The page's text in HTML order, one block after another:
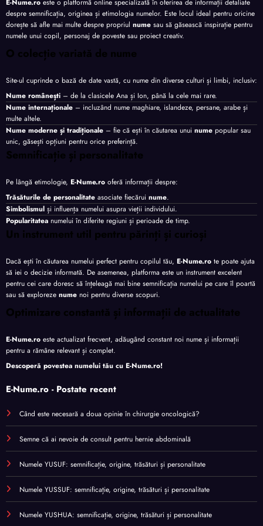
E-Nume.ro este o platformă online specializată în oferirea de informații detaliate
despre semnificația, originea și etimologia numelor. Este locul ideal pentru oricine
dorește să afle mai multe despre propriul nume sau să găsească inspirație pentru
numele unui copil, personaj de poveste sau proiect creativ.
O colecție variată de nume
Site-ul cuprinde o bază de date vastă, cu nume din diverse culturi și limbi, inclusiv:
Nume românești – de la clasicele Ana și Ion, până la cele mai rare.
Nume internaționale – incluzând nume maghiare, islandeze, persane, arabe și
multe altele.
Nume moderne și tradiționale – fie că ești în căutarea unui nume popular sau
unic, găsești opțiuni pentru orice preferință.
Semnificație și personalitate
Pe lângă etimologie, E-Nume.ro oferă informații despre:
Trăsăturile de personalitate asociate fiecărui nume.
Simbolismul și influența numelui asupra vieții individului.
Popularitatea numelui în diferite regiuni și perioade de timp.
Un instrument util pentru părinți și curioși
Dacă ești în căutarea numelui perfect pentru copilul tău, E-Nume.ro te poate ajuta
să iei o decizie informată. De asemenea, platforma este un instrument excelent
pentru cei care doresc să înțeleagă mai bine semnificația numelui pe care îl poartă
sau să exploreze nume noi pentru diverse scopuri.
Optimizare constantă și informații de actualitate
E-Nume.ro este actualizat frecvent, adăugând constant noi nume și informații
pentru a rămâne relevant și complet.
Descoperă povestea numelui tău cu E-Nume.ro!
E-Nume.ro - Postate recent
Când este necesară a doua opinie în chirurgie oncologică?
Semne că ai nevoie de consult pentru hernie abdominală
Numele YUSUF: semnificație, origine, trăsături și personalitate
Numele YUSSUF: semnificație, origine, trăsături și personalitate
Numele YUSHUA: semnificație, origine, trăsături și personalitate